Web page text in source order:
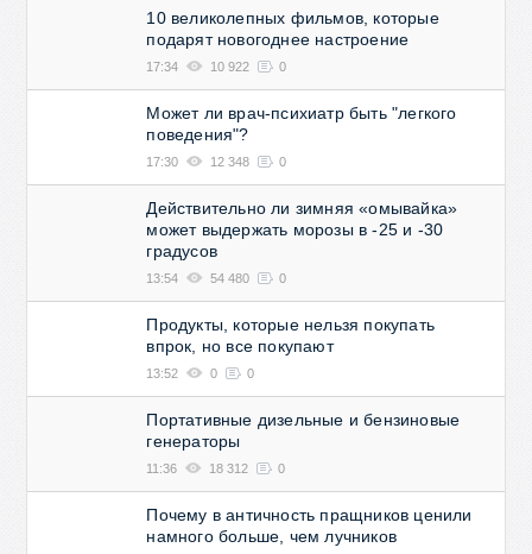
10 великолепных фильмов, которые
подарят новогоднее настроение
17:34 10 922 0
Может ли врач-психиатр быть "легкого
поведения"?
17:30 12 348 0
Действительно ли зимняя «омывайка»
может выдержать морозы в -25 и -30
градусов
13:54 54 480 0
Продукты, которые нельзя покупать
впрок, но все покупают
13:52 0 0
Портативные дизельные и бензиновые
генераторы
11:36 18 312 0
Почему в античность пращников ценили
намного больше, чем лучников